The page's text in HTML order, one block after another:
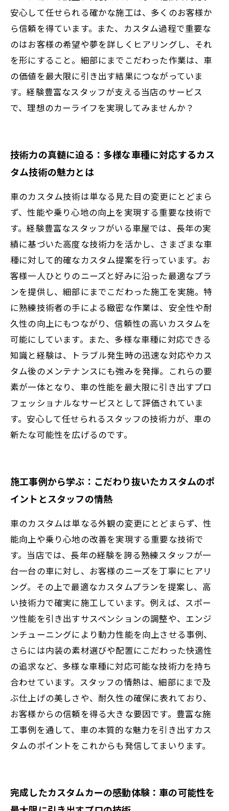
安心して任せられる確かな施工は、多くのお客様か
ら信頼を得ています。また、カスタム過程で重要な
のはお客様の希望や夢を詳しくヒアリングし、それ
を形にすること。細部にまでこだわった作業は、車
の価値を最大限に引き出す結果につながっていま
す。経験豊富なスタッフが支える当店のサービス
で、理想のカーライフを実現してみませんか？
技術力の真髄に迫る：多様な車種に対応するカス
タム技術の魅力とは
車のカスタム技術は単なる見た目の変更にとどまら
ず、性能や乗り心地の向上を実現する重要な技術で
す。経験豊富なスタッフがいる車屋では、長年の実
績に基づいた高度な技術力を活かし、さまざまな車
種に対して的確なカスタム提案を行っています。お
客様一人ひとりのニーズと好みに沿った最適なプラ
ンを提供し、細部にまでこだわった施工を実施。特
に熟練技術者の手による緻密な作業は、安全性や耐
久性の向上にもつながり、信頼性の高いカスタムを
可能にしています。また、多様な車種に対応できる
知識と経験は、トラブル発生時の迅速な対応やカス
タム後のメンテナンスにも強みを発揮。これらの要
素が一体となり、車の性能を最大限に引き出すプロ
フェッショナルなサービスとして評価されていま
す。安心して任せられるスタッフの技術力が、車の
新たな可能性を広げるのです。
施工事例から学ぶ：こだわり抜いたカスタムのポ
イントとスタッフの情熱
車のカスタムは単なる外観の変更にとどまらず、性
能向上や乗り心地の改善を実現する重要な技術で
す。当店では、長年の経験を誇る熟練スタッフが一
台一台の車に対し、お客様のニーズを丁寧にヒアリ
ング。その上で最適なカスタムプランを提案し、高
い技術力で確実に施工しています。例えば、スポー
ツ性能を引き出すサスペンションの調整や、エンジ
ンチューニングにより動力性能を向上させる事例、
さらには内装の素材選びや配置にこだわった快適性
の追求など、多様な車種に対応可能な技術力を持ち
合わせています。スタッフの情熱は、細部にまで及
ぶ仕上げの美しさや、耐久性の確保に表れており、
お客様からの信頼を得る大きな要因です。豊富な施
工事例を通して、車の本質的な魅力を引き出すカス
タムのポイントをこれからも発信してまいります。
完成したカスタムカーの感動体験：車の可能性を